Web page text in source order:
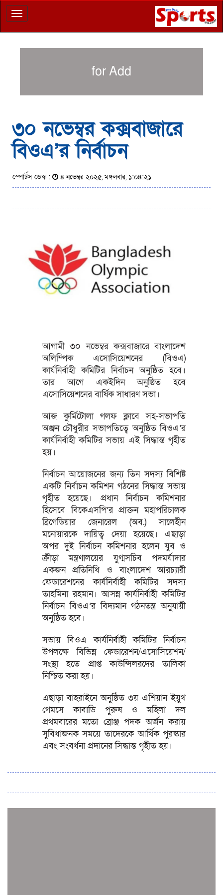
Toggle
navigation
for Add
৩০ নভেম্বর কক্সবাজারে
বিওএ’র নির্বাচন
স্পোর্টস ডেস্ক : ৪ নভেম্বর ২০২৫, মঙ্গলবার, ১:০৪:২১
আগামী ৩০ নভেম্বর কক্সবাজারে বাংলাদেশ
অলিম্পিক এসোসিয়েশনের (বিওএ)
কার্যনির্বাহী কমিটির নির্বাচন অনুষ্ঠিত হবে।
তার আগে একইদিন অনুষ্ঠিত হবে
এসোসিয়েশনের বার্ষিক সাধারণ সভা।
আজ কুর্মিটোলা গলফ ক্লাবে সহ-সভাপতি
অঞ্জন চৌধুরীর সভাপতিত্বে অনুষ্ঠিত বিওএ’র
কার্যনির্বাহী কমিটির সভায় এই সিদ্ধান্ত গৃহীত
হয়।
নির্বাচন আয়োজনের জন্য তিন সদস্য বিশিষ্ট
একটি নির্বাচন কমিশন গঠনের সিদ্ধান্ত সভায়
গৃহীত হয়েছে। প্রধান নির্বাচন কমিশনার
হিসেবে বিকেএসপি’র প্রাক্তন মহাপরিচালক
ব্রিগেডিয়ার জেনারেল (অব.) সালেহীন
মনোয়ারকে দায়িত্ব দেয়া হয়েছে। এছাড়া
অপর দুই নির্বাচন কমিশনার হলেন যুব ও
ক্রীড়া মন্ত্রণালয়ের যুগ্মসচিব পদমর্যাদার
একজন প্রতিনিধি ও বাংলাদেশ আরচ্যারী
ফেডারেশনের কার্যনির্বাহী কমিটির সদস্য
তাহমিনা রহমান। আসন্ন কার্যনির্বাহী কমিটির
নির্বাচন বিওএ’র বিদ্যমান গঠনতন্ত্র অনুযায়ী
অনুষ্ঠিত হবে।
সভায় বিওএ কার্যনির্বাহী কমিটির নির্বাচন
উপলক্ষে বিভিন্ন ফেডারেশন/এসোসিয়েশন/
সংস্থা হতে প্রাপ্ত কাউন্সিলরদের তালিকা
নিশ্চিত করা হয়।
এছাড়া বাহরাইনে অনুষ্ঠিত ৩য় এশিয়ান ইয়ুথ
গেমসে কাবাডি পুরুষ ও মহিলা দল
প্রথমবারের মতো ব্রোঞ্জ পদক অর্জন করায়
সুবিধাজনক সময়ে তাদেরকে আর্থিক পুরস্কার
এবং সংবর্ধনা প্রদানের সিদ্ধান্ত গৃহীত হয়।